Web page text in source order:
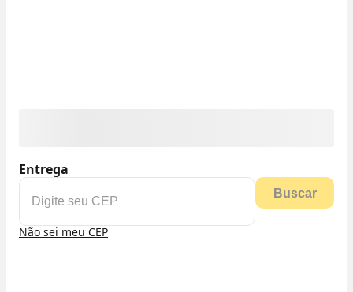
Entrega
Buscar
Não sei meu CEP